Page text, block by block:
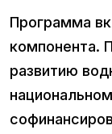
Программа
компонента.
развитию